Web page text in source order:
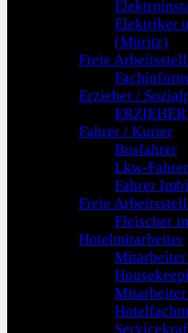
Elektriker
(Müritz)
Freie
Erzieher /
Fahrer / Kurier
Busfahrer
Lkw-Fahrer
Fahrer
Freie
Fleischer
Hotelmitarbeiter
Mitarbeiter
Mitarbeiter